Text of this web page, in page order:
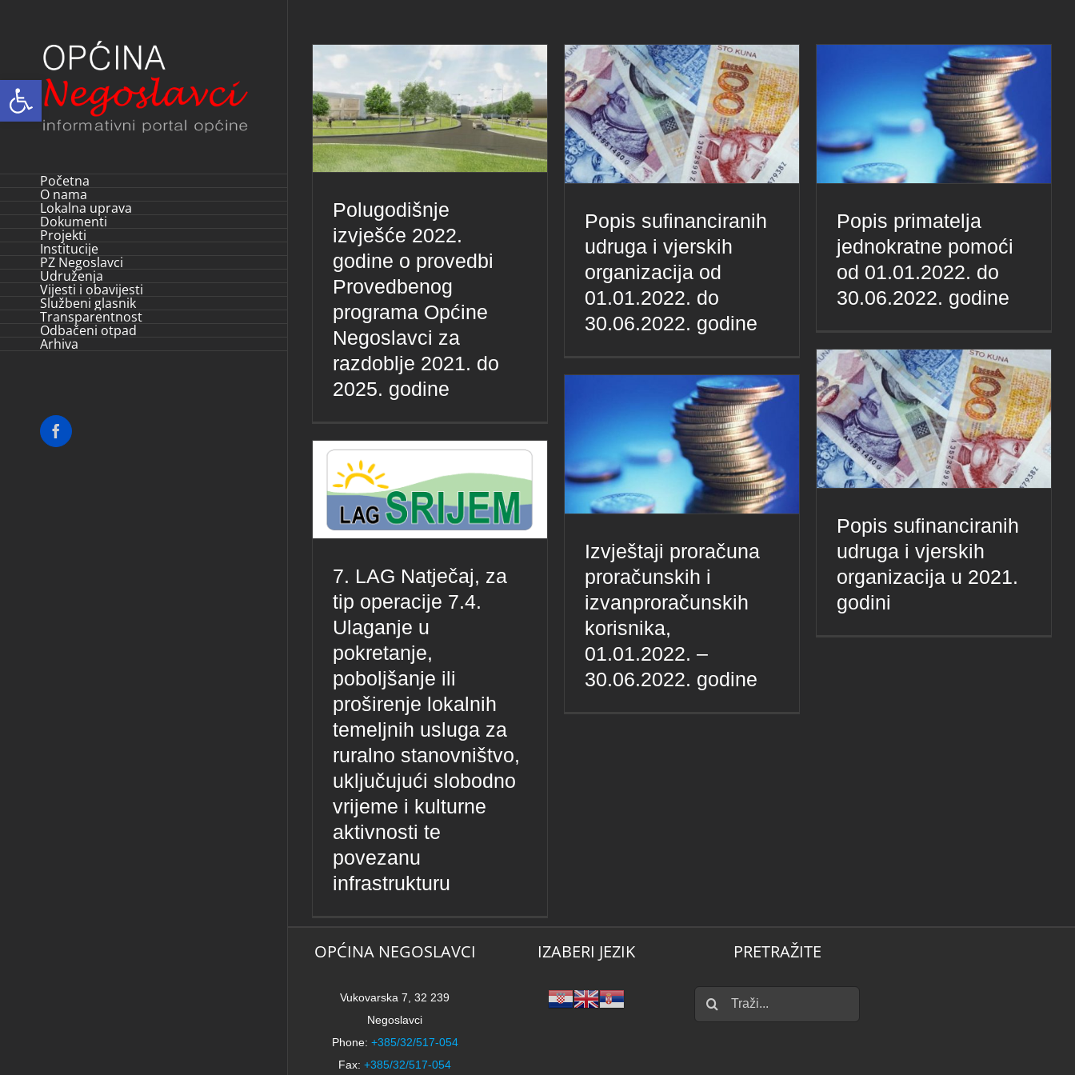
Open toolbar
Početna
O nama
Lokalna uprava
Dokumenti
Projekti
Institucije
PZ Negoslavci
Udruženja
Vijesti i obavijesti
Službeni glasnik
Transparentnost
Odbačeni otpad
Arhiva
Facebook
Polugodišnje
izvješće 2022.
godine o provedbi
Provedbenog
programa Općine
Negoslavci za
razdoblje 2021. do
2025. godine
Popis sufinanciranih
udruga i vjerskih
organizacija od
01.01.2022. do
30.06.2022. godine
Popis primatelja
jednokratne pomoći
od 01.01.2022. do
30.06.2022. godine
Popis sufinanciranih
udruga i vjerskih
organizacija u 2021.
godini
Izvještaji proračuna
proračunskih i
izvanproračunskih
korisnika,
01.01.2022. –
30.06.2022. godine
7. LAG Natječaj, za
tip operacije 7.4.
Ulaganje u
pokretanje,
poboljšanje ili
proširenje lokalnih
temeljnih usluga za
ruralno stanovništvo,
uključujući slobodno
vrijeme i kulturne
aktivnosti te
povezanu
infrastrukturu
OPĆINA NEGOSLAVCI
Vukovarska 7, 32 239
Negoslavci
Phone: +385/32/517-054
Fax: +385/32/517-054
IZABERI JEZIK PRETRAŽITE
Traži...